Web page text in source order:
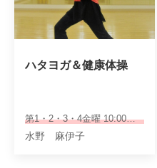
ハタヨガ＆健康体操
第1・2・3・4金曜 10:00～11:00
水野 麻伊子